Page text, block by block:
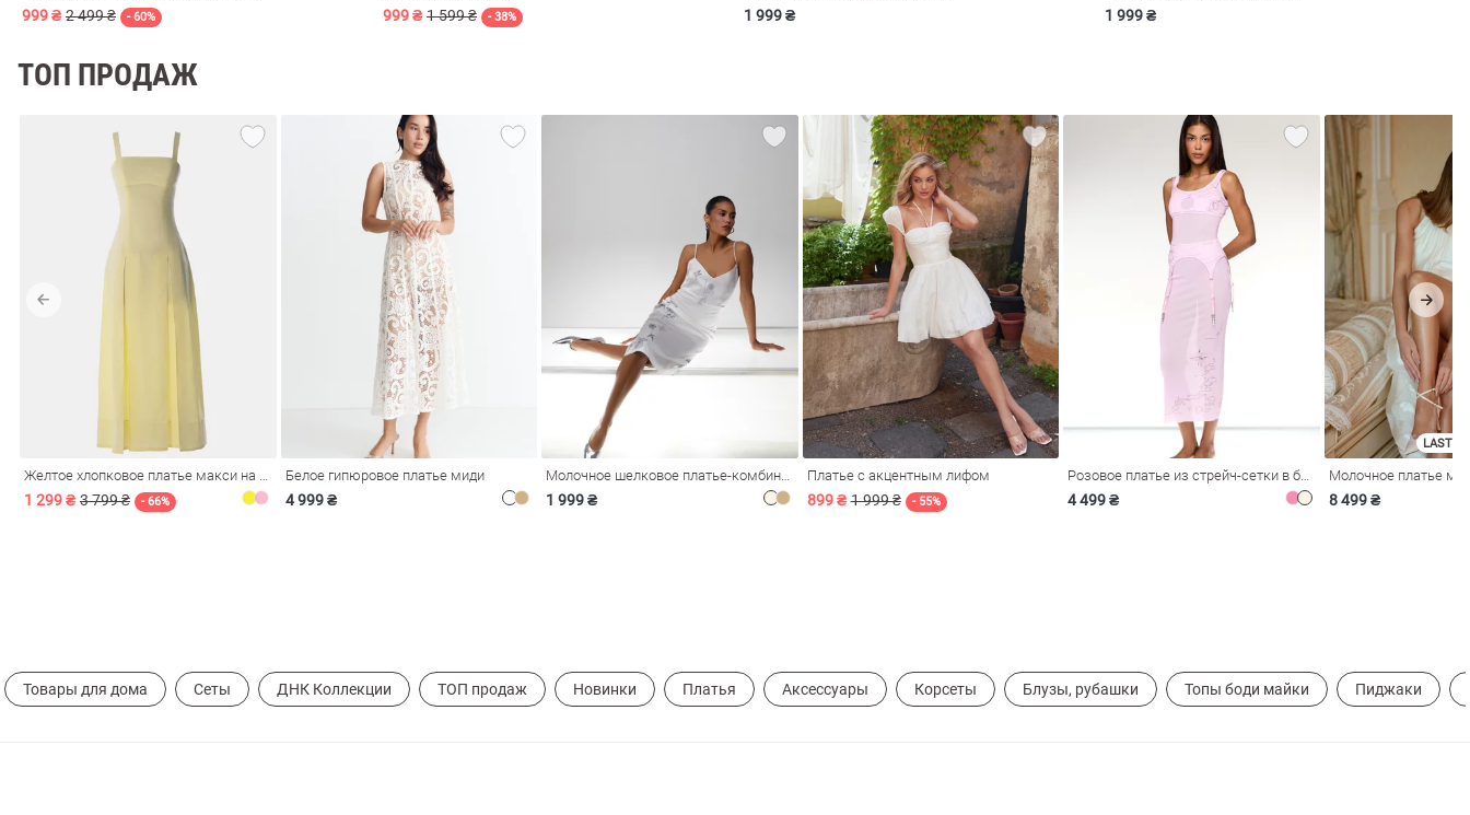
ОчкиКосметикаПлаткиПанамы
999 ₴ 2 499 ₴ - 60% 999 ₴ 1 599 ₴ - 38% 1 999 ₴ 1 999 ₴
ТОП ПРОДАЖ
Желтое хлопковое платье макси на бретелях
1 299 ₴ 3 799 ₴ - 66%
Белое гипюровое платье миди
4 999 ₴
Молочное шелковое платье-комбинация Душа
1 999 ₴
Платье с акцентным лифом
899 ₴ 1 999 ₴ - 55%
Розовое платье из стрейч-сетки в бельевом стиле
4 499 ₴
LAST
8 499 ₴
Товары для дома Сеты ДНК Коллекции ТОП продаж Новинки Платья Аксессуары Корсеты Блузы, рубашки Топы боди майки Пиджаки